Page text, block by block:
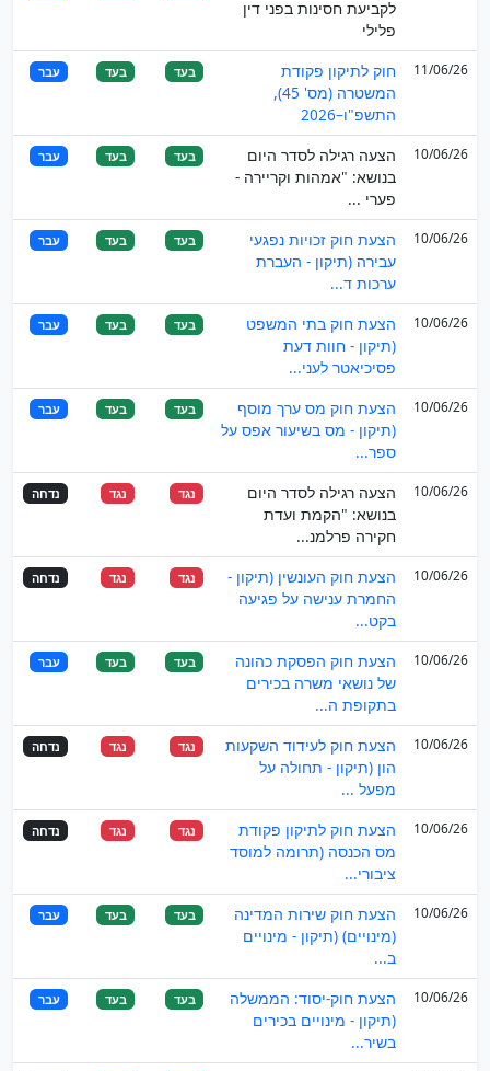
לקביעת חסינות בפני דין
פלילי
11/06/26
חוק לתיקון פקודת
המשטרה (מס' 45),
התשפ"ו–2026
בעד בעד עבר
10/06/26
הצעה רגילה לסדר היום
בנושא: "אמהות וקריירה -
פערי ...
בעד בעד עבר
10/06/26
הצעת חוק זכויות נפגעי
עבירה (תיקון - העברת
ערכות ד...
בעד בעד עבר
10/06/26
הצעת חוק בתי המשפט
(תיקון - חוות דעת
פסיכיאטר לעני...
בעד בעד עבר
10/06/26
הצעת חוק מס ערך מוסף
(תיקון - מס בשיעור אפס על
ספר...
בעד בעד עבר
10/06/26
הצעה רגילה לסדר היום
בנושא: "הקמת ועדת
חקירה פרלמנ...
נגד נגד נדחה
10/06/26
הצעת חוק העונשין (תיקון -
החמרת ענישה על פגיעה
בקט...
נגד נגד נדחה
10/06/26
הצעת חוק הפסקת כהונה
של נושאי משרה בכירים
בתקופת ה...
בעד בעד עבר
10/06/26
הצעת חוק לעידוד השקעות
הון (תיקון - תחולה על
מפעל ...
נגד נגד נדחה
10/06/26
הצעת חוק לתיקון פקודת
מס הכנסה (תרומה למוסד
ציבורי...
נגד נגד נדחה
10/06/26
הצעת חוק שירות המדינה
(מינויים) (תיקון - מינויים
ב...
בעד בעד עבר
10/06/26
הצעת חוק-יסוד: הממשלה
(תיקון - מינויים בכירים
בשיר...
בעד בעד עבר